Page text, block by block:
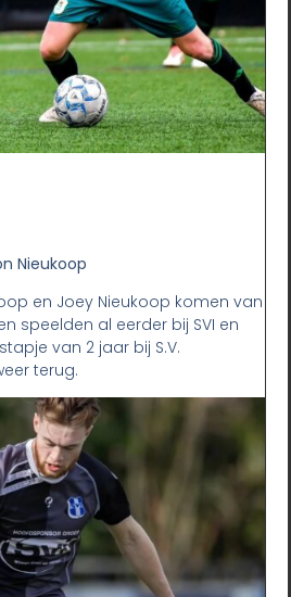
Nieukoop
en Joey Nieukoop komen van
speelden al eerder bij SVI en
van 2 jaar bij S.V.
terug.